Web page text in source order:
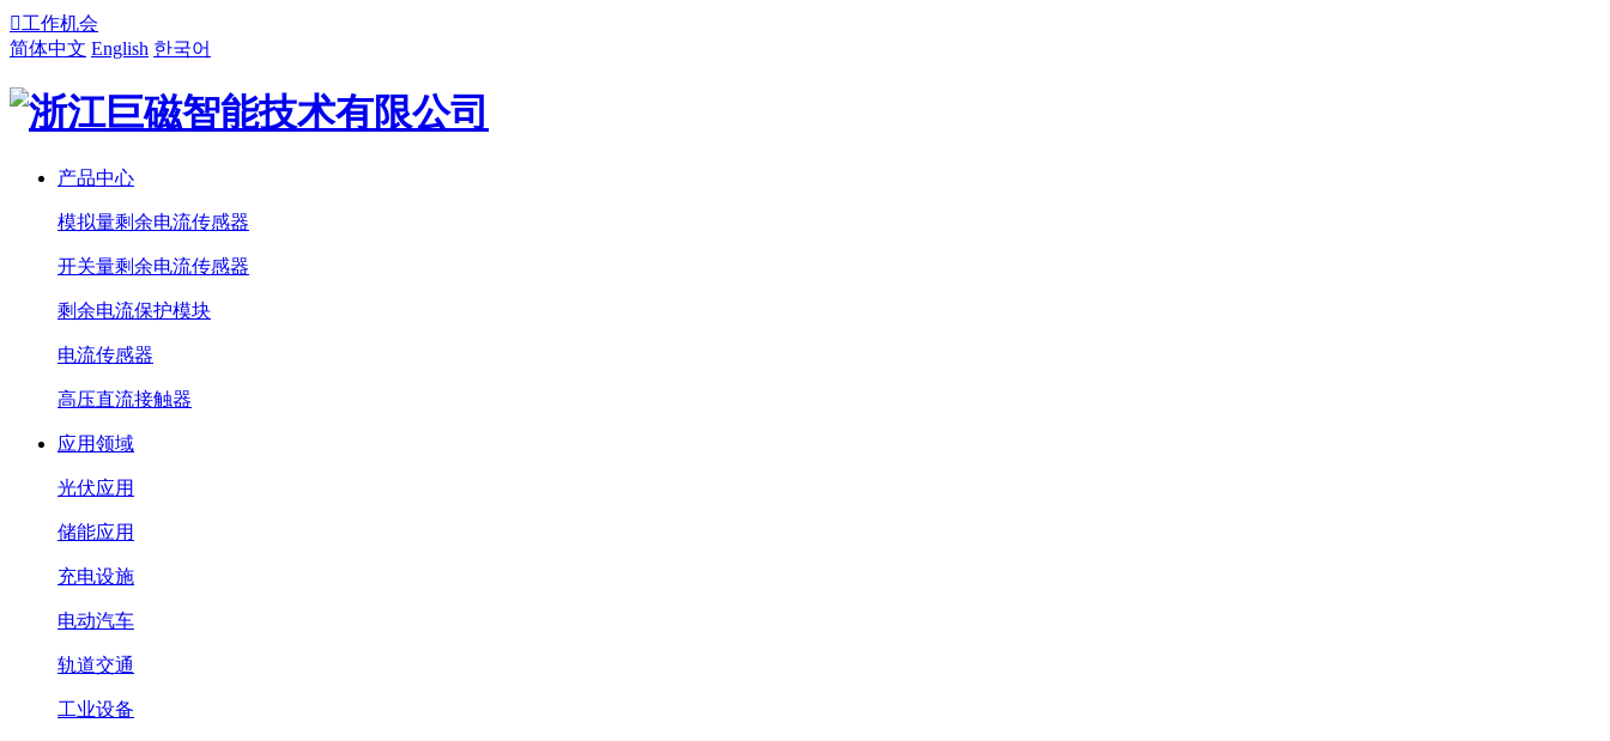
工作机会
简体中文 English 한국어
产品中心
模拟量剩余电流传感器
开关量剩余电流传感器
剩余电流保护模块
电流传感器
高压直流接触器
应用领域
光伏应用
储能应用
充电设施
电动汽车
轨道交通
工业设备